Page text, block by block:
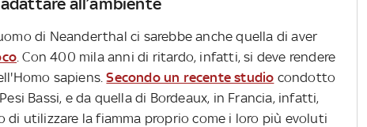
di Neanderthal ci sarebbe anche quella di aver
. Con 400 mila anni di ritardo, infatti, si deve rendere
sapiens.Secondo un recente studio condotto
Bassi, e da quella di Bordeaux, in Francia, infatti,
di utilizzare la fiamma proprio come i loro più evoluti